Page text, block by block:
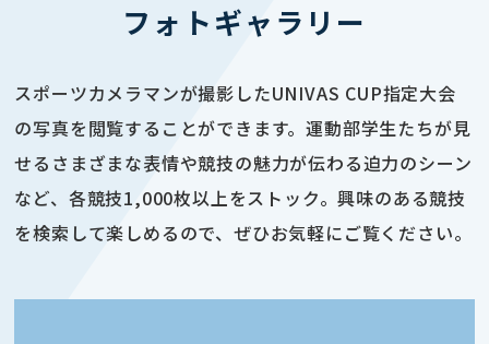
フォトギャラリー
スポーツカメラマンが撮影したUNIVAS CUP指定大会
の写真を閲覧することができます。運動部学生たちが見
せるさまざまな表情や競技の魅力が伝わる迫力のシーン
など、各競技1,000枚以上をストック。興味のある競技
を検索して楽しめるので、ぜひお気軽にご覧ください。